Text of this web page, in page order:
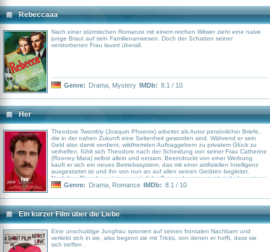
Rebeccaaa
Nach einer stürmischen Romanze mit einem reichen Witwer zieht eine naive
junge Braut auf sein Familienanwesen. Doch der Schatten seiner
verstorbenen Frau lauert überall.
Genre: Drama Mystery IMDb: 8.1 / 10
Her
Theodore Twombly (Joaquin Phoenix) arbeitet als Autor persönlicher Briefe,
die in der nahen Zukunft eine Seltenheit geworden sind. Während er sein
Geld also damit verdient, wildfremden Auftraggebern zu privatem Glück zu
verhelfen, fühlt sich Theodore nach der Scheidung von seiner Frau Catherine
(Rooney Mara) selbst allein und einsam. Beeindruckt von einer Werbung
kauft er sich ein neues Betriebssystem, das mit einer artifiziellen Intelligenz
ausgestattet ist und ihn von nun an auf allen seinen Geräten begleitet.
Nachdem Theodore einige persönliche Fragen beantwortet hat, bekommt
das Programm eine Stimme und einen Namen: Die charmante Samantha
den besten Song für jede Stimmung aus, sondern entpuppt sich auch als
perfekte Gesprächspartnerin, mit der Theodore über Gott und die Welt reden
kann. Durch Samanthas humorvolle und einfühlsame Art beginnt der
deprimierte Mann, langsam wieder Freude zu empfinden – und sich in das
Programm zu verlieben…
Genre: Drama Romance IMDb: 8.1 / 10
Ein kurzer Film über die Liebe
Eine unschuldige Jungfrau spioniert auf seinen frontalen Nachbarn und
verliebt sich in sie, also beginnt sie mit Tricks, von denen er hofft, dass sie
sich treffen .